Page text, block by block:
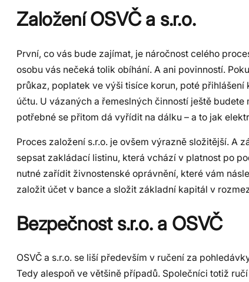
Založení OSVČ a s.r.o.
První, co vás bude zajímat, je náročnost celého
osobu vás nečeká tolik obíhání. A ani povinností.
průkaz, poplatek ve výši tisíce korun, poté
účtu. U vázaných a řemeslných činností ještě
potřebné se přitom dá vyřídit na dálku – a to jak
Proces založení s.r.o. je ovšem výrazně složitější. A
sepsat zakládací listinu, která vchází v platnost po
nutné zařídit živnostenské oprávnění, které vám
založit účet v bance a složit základní kapitál v
Bezpečnost s.r.o. a OSVČ
OSVČ a s.r.o. se liší především v ručení za
Tedy alespoň ve většině případů. Společníci totiž